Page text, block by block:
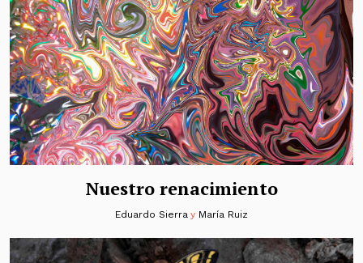
Nuestro renacimiento
Eduardo Sierra y María Ruiz